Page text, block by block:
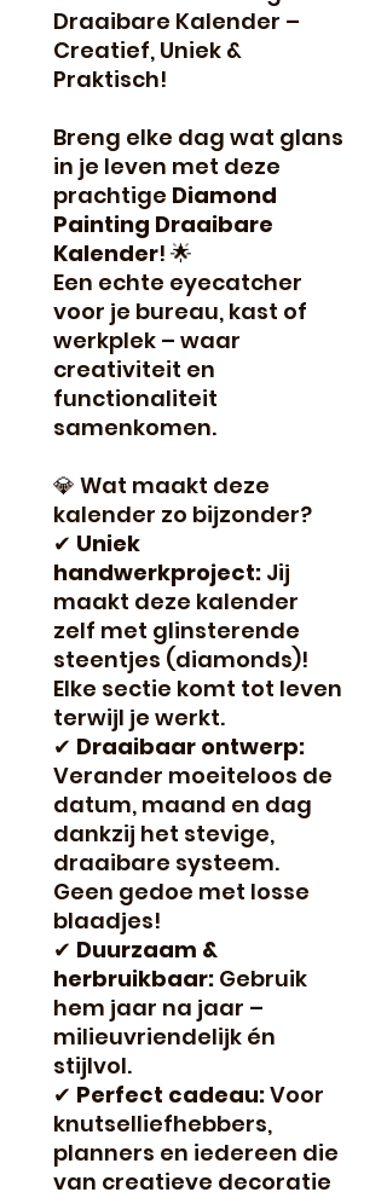
Draaibare Kalender –
Creatief, Uniek &
Praktisch!
Breng elke dag wat glans
in je leven met deze
prachtige Diamond
Painting Draaibare
Kalender! 🌟
Een echte eyecatcher
voor je bureau, kast of
werkplek – waar
creativiteit en
functionaliteit
samenkomen.
💎 Wat maakt deze
kalender zo bijzonder?
✔ Uniek
handwerkproject: Jij
maakt deze kalender
zelf met glinsterende
steentjes (diamonds)!
Elke sectie komt tot leven
terwijl je werkt.
✔ Draaibaar ontwerp:
Verander moeiteloos de
datum, maand en dag
dankzij het stevige,
draaibare systeem.
Geen gedoe met losse
blaadjes!
✔ Duurzaam &
herbruikbaar: Gebruik
hem jaar na jaar –
milieuvriendelijk én
stijlvol.
✔ Perfect cadeau:Voor
knutselliefhebbers,
planners en iedereen die
van creatieve decoratie